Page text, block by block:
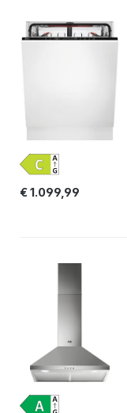
€ 1.099,99